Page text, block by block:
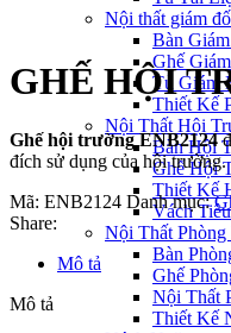
Nội thất giám
Bàn
Ghế
Tủ Giám
Thiết Kế
Nội Thất Hội
Bàn Hội
Ghế Hội
Thiết Kế
Vách
Nội Thất Phòng
Bàn
Ghế
Nội Thất
Thiết Kế
Click to enlarge
GHẾ HỘI
Ghế hội trường ENB2124
đích sử dụng của hội trường.
Mã: ENB2124 Danh mục:
Share:
Mô tả
Mô tả